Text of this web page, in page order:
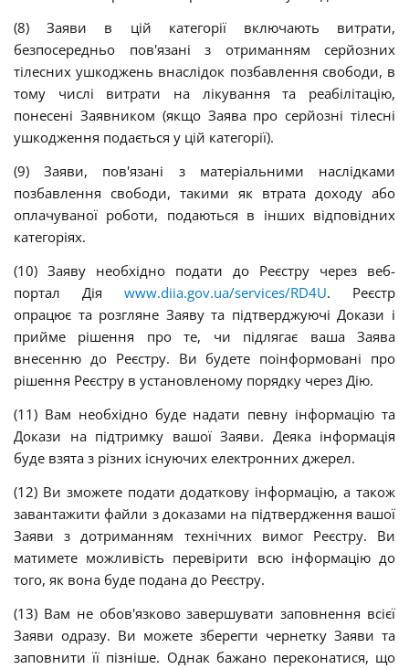
(8) Заяви в цій категорії включають витрати,
безпосередньо пов'язані з отриманням серйозних
тілесних ушкоджень внаслідок позбавлення свободи, в
тому числі витрати на лікування та реабілітацію,
понесені Заявником (якщо Заява про серйозні тілесні
ушкодження подається у цій категорії).
(9) Заяви, пов'язані з матеріальними наслідками
позбавлення свободи, такими як втрата доходу або
оплачуваної роботи, подаються в інших відповідних
категоріях.
(10) Заяву необхідно подати до Реєстру через веб-
портал Дія www.diia.gov.ua/services/RD4U. Реєстр
опрацює та розгляне Заяву та підтверджуючі Докази і
прийме рішення про те, чи підлягає ваша Заява
внесенню до Реєстру. Ви будете поінформовані про
рішення Реєстру в установленому порядку через Дію.
(11) Вам необхідно буде надати певну інформацію та
Докази на підтримку вашої Заяви. Деяка інформація
буде взята з різних існуючих електронних джерел.
(12) Ви зможете подати додаткову інформацію, а також
завантажити файли з доказами на підтвердження вашої
Заяви з дотриманням технічних вимог Реєстру. Ви
матимете можливість перевірити всю інформацію до
того, як вона буде подана до Реєстру.
(13) Вам не обов'язково завершувати заповнення всієї
Заяви одразу. Ви можете зберегти чернетку Заяви та
заповнити її пізніше. Однак бажано переконатися, що